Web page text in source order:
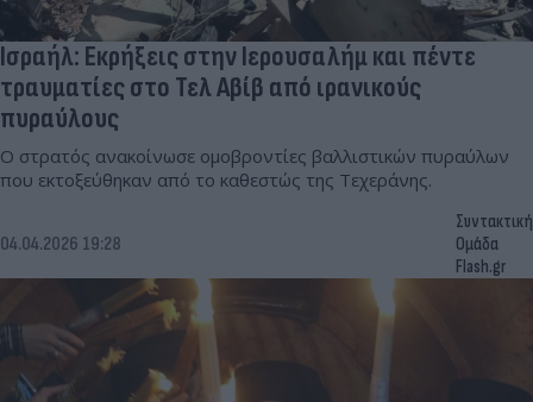
Ισραήλ: Εκρήξεις στην Ιερουσαλήμ και πέντε
τραυματίες στο Τελ Αβίβ από ιρανικούς
πυραύλους
Ο στρατός ανακοίνωσε ομοβροντίες βαλλιστικών πυραύλων
που εκτοξεύθηκαν από το καθεστώς της Τεχεράνης.
04.04.2026 19:28
Συντακτική
Ομάδα
Flash.gr